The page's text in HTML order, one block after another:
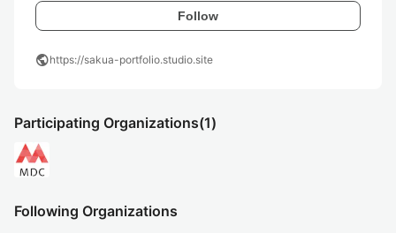
Follow
publichttps://sakua-portfolio.studio.site
Participating Organizations(1)
Following Organizations